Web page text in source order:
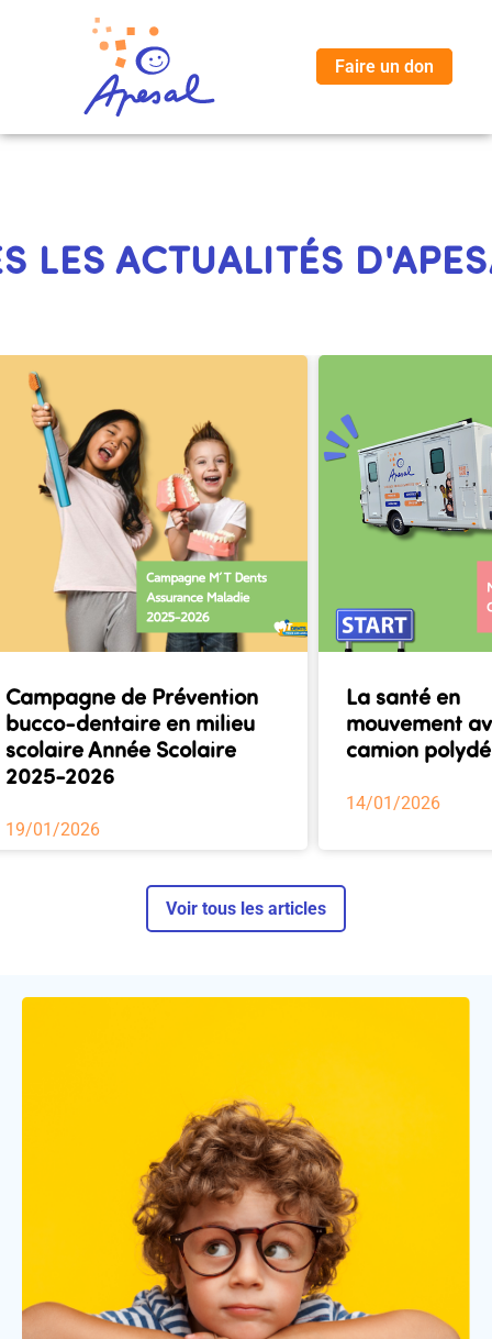
Faire un don
Je vous joins un petit mot afin de vous remercier pour
Continuez votre action dans les écoles !
LES ACTUALITÉS
Campagne de Prévention
bucco-dentaire en milieu
scolaire Année Scolaire
2025-2026
19/01/2026
La santé en
mouvement
camion
14/01/2026
Voir tous les articles